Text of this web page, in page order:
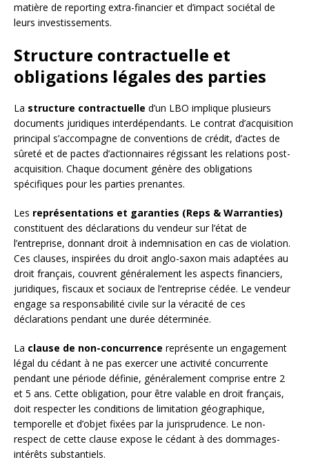
matière de reporting extra-financier et d’impact sociétal de
leurs investissements.
Structure contractuelle et
obligations légales des parties
La structure contractuelle d’un LBO implique plusieurs
documents juridiques interdépendants. Le contrat d’acquisition
principal s’accompagne de conventions de crédit, d’actes de
sûreté et de pactes d’actionnaires régissant les relations post-
acquisition. Chaque document génère des obligations
spécifiques pour les parties prenantes.
Les représentations et garanties (Reps & Warranties)
constituent des déclarations du vendeur sur l’état de
l’entreprise, donnant droit à indemnisation en cas de violation.
Ces clauses, inspirées du droit anglo-saxon mais adaptées au
droit français, couvrent généralement les aspects financiers,
juridiques, fiscaux et sociaux de l’entreprise cédée. Le vendeur
engage sa responsabilité civile sur la véracité de ces
déclarations pendant une durée déterminée.
La clause de non-concurrence représente un engagement
légal du cédant à ne pas exercer une activité concurrente
pendant une période définie, généralement comprise entre 2
et 5 ans. Cette obligation, pour être valable en droit français,
doit respecter les conditions de limitation géographique,
temporelle et d’objet fixées par la jurisprudence. Le non-
respect de cette clause expose le cédant à des dommages-
intérêts substantiels.